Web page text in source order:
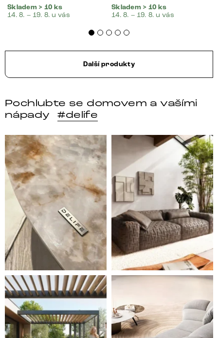
Skladem > 10 ks
14. 8. – 19. 8. u vás
Skladem > 10 ks
14. 8. – 19. 8. u vás
Další produkty
Pochlubte se domovem a vašími
nápady
#delife
DELIFE – Nábytek, který promění dům v domov. Domo
Místo, kam se budeš těšit
Styl, odolnost a společné chvíle pod širým nebem.
Ne každá pohovka je jen